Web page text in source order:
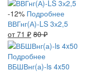
-12% Подробнее
ВВГнг(А)-LS 3х2,5
от 71 ₽ 80₽
Подробнее
ВБШВнг(а)-ls 4x50